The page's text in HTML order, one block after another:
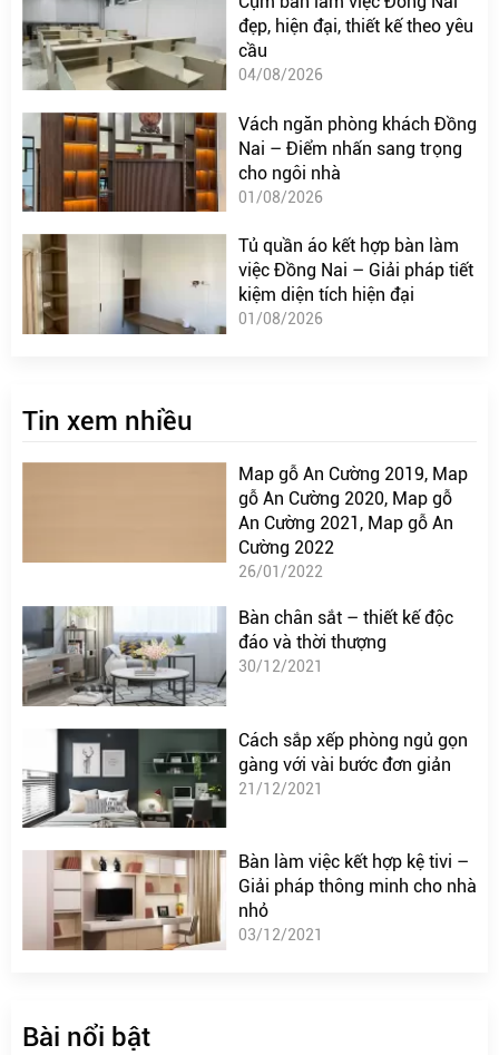
đẹp, hiện đại, thiết kế theo yêu
cầu
04/08/2026
Vách ngăn phòng khách Đồng
Nai – Điểm nhấn sang trọng
cho ngôi nhà
01/08/2026
Tủ quần áo kết hợp bàn làm
việc Đồng Nai – Giải pháp tiết
kiệm diện tích hiện đại
01/08/2026
Tin xem nhiều
Map gỗ An Cường 2019, Map
gỗ An Cường 2020, Map gỗ
An Cường 2021, Map gỗ An
Cường 2022
26/01/2022
Bàn chân sắt – thiết kế độc
đáo và thời thượng
30/12/2021
Cách sắp xếp phòng ngủ gọn
gàng với vài bước đơn giản
21/12/2021
Bàn làm việc kết hợp kệ tivi –
Giải pháp thông minh cho nhà
nhỏ
03/12/2021
Bài nổi bật